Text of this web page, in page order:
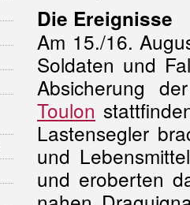
Die Ereignisse
Am 15./16.
Soldaten und
Absicherung
Toulon
Lastensegler
und
und eroberten